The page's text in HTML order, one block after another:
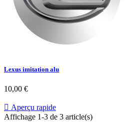
Lexus imitation alu
10,00 €
 Aperçu rapide
Affichage 1-3 de 3 article(s)